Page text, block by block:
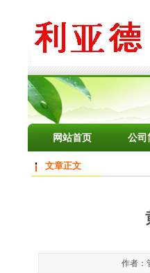
网站首页 公司
文章正文
作者